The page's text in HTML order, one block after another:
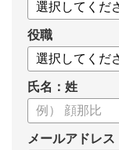
についてまとめま
役職
氏名：姓
メールアドレス